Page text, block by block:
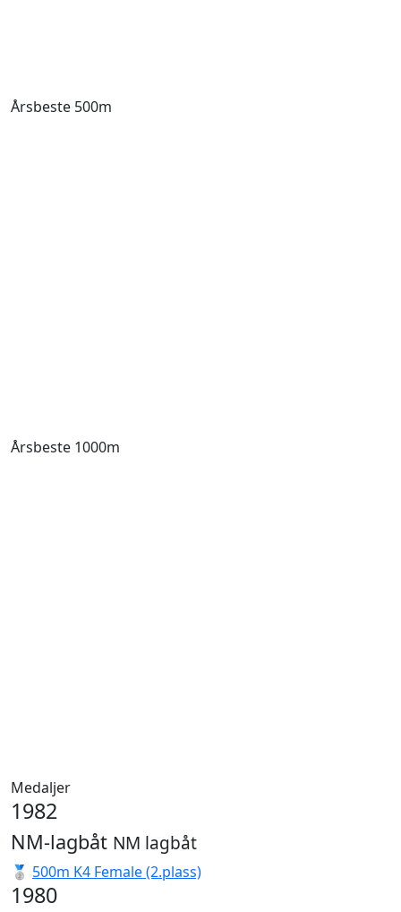
Årsbeste 500m
Årsbeste 1000m
Medaljer
1982
NM-lagbåt NM lagbåt
🥈 500m K4 Female (2.plass)
1980